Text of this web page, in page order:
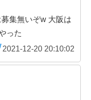
集無いぞw 大阪は
った
2021-12-20 20:10:02